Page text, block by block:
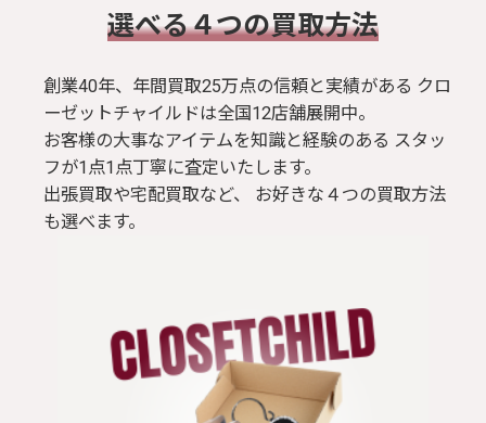
​選べる４つの買取方法
創業40年、年間買取25万点の信頼と実績がある クロ
ーゼットチャイルドは全国12店舗展開中。
お客様の大事なアイテムを知識と経験のある スタッ
フが1点1点丁寧に査定いたします。
出張買取や宅配買取など、 お好きな４つの買取方法
も選べます。